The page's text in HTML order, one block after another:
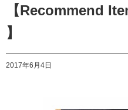
【Recommend
】
2017年6月4日